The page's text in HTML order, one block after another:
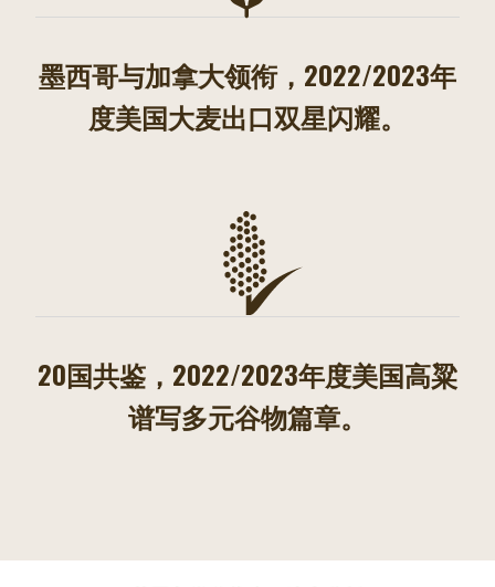
墨西哥与加拿大领衔，2022/2023年
度美国大麦出口双星闪耀。
20国共鉴，2022/2023年度美国高粱
谱写多元谷物篇章。